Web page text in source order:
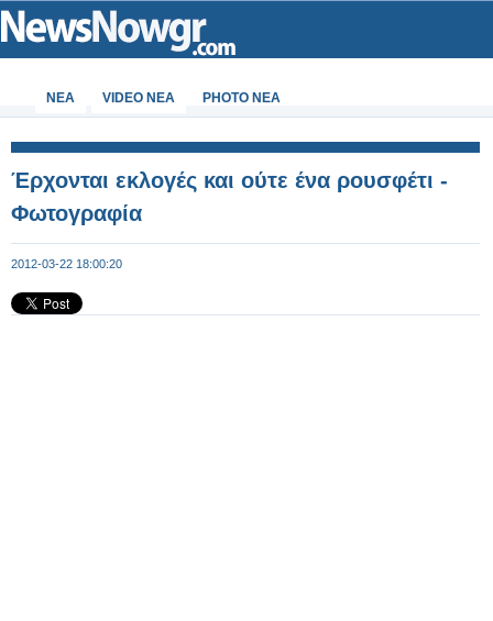
ΝΕΑ VIDEO NEA PHOTO NEA
Έρχονται εκλογές και ούτε ένα ρουσφέτι -
Φωτογραφία
2012-03-22 18:00:20